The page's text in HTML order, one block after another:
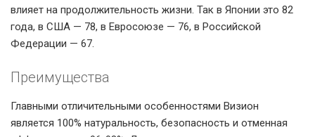
влияет на продолжительность жизни. Так в Японии это 82
года, в США — 78, в Евросоюзе — 76, в Российской
Федерации — 67.
Преимущества
Главными отличительными особенностями Визион
является 100% натуральность, безопасность и отменная